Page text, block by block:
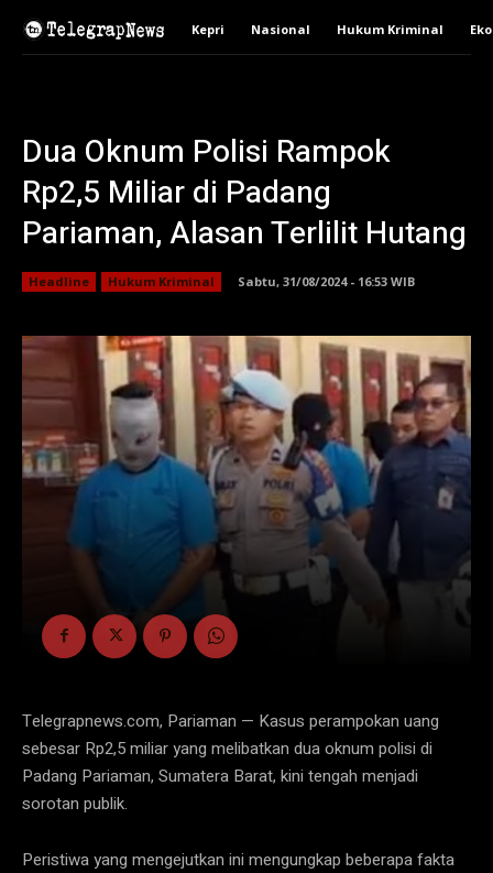
Kepri Nasional Hukum Kriminal
Dua Oknum Polisi Rampok
Rp2,5 Miliar di Padang
Pariaman, Alasan Terlilit Hutang
Headline Hukum Kriminal Sabtu, 31/08/2024 - 16:53 WIB
Telegrapnews.com, Pariaman — Kasus perampokan uang
sebesar Rp2,5 miliar yang melibatkan dua oknum polisi di
Padang Pariaman, Sumatera Barat, kini tengah menjadi
sorotan publik.
Peristiwa yang mengejutkan ini mengungkap beberapa fakta